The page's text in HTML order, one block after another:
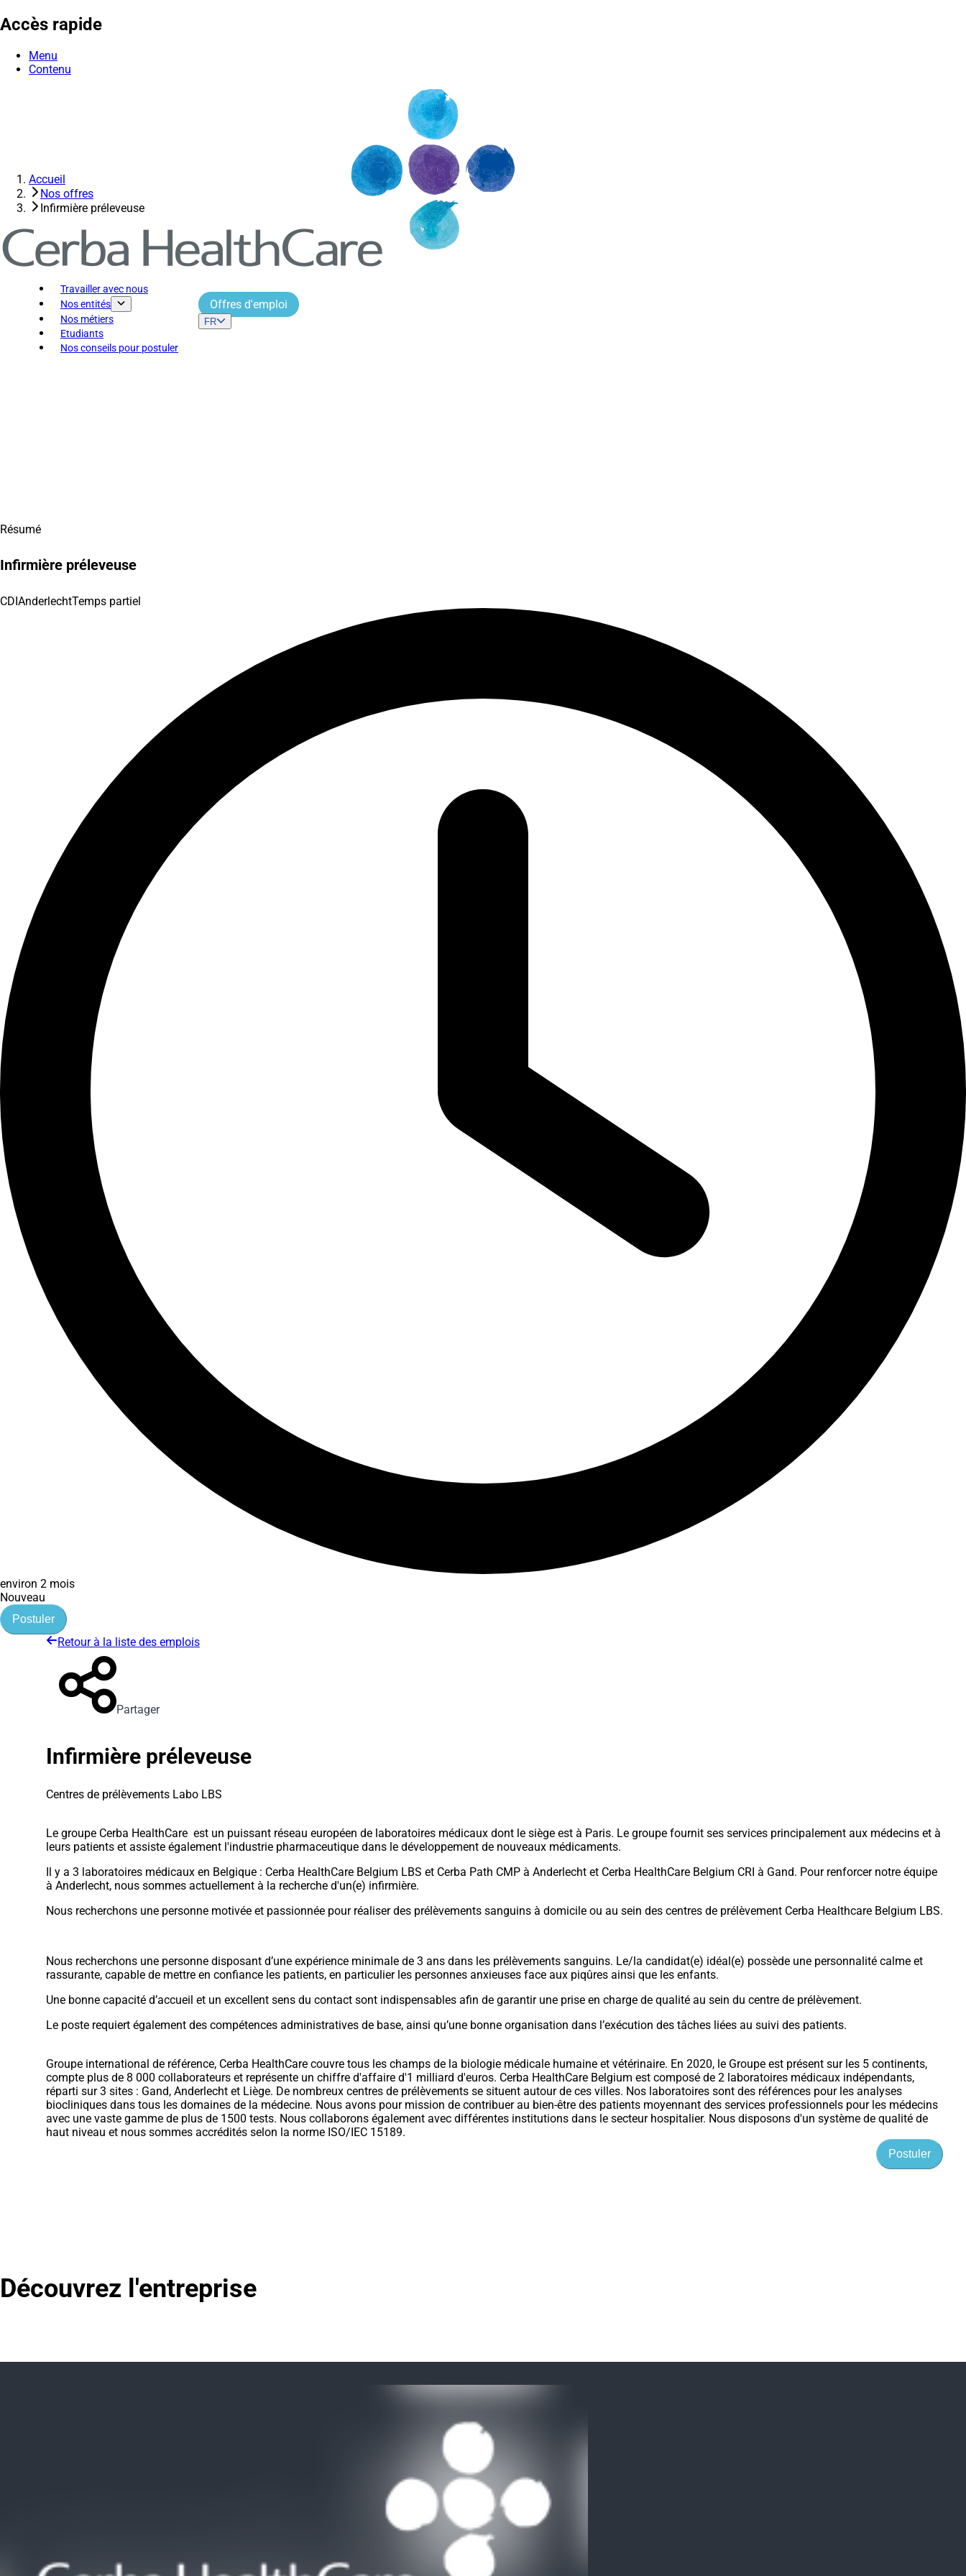
Accès rapide
Menu
Contenu
Travailler avec nous
Nos entités
Nos métiers
Etudiants
Nos conseils pour postuler
Offres d'emploi
FR
Accueil
Nos offres
Infirmière préleveuse
Résumé
Infirmière préleveuse
CDIAnderlechtTemps partiel
environ 2 mois
Nouveau
Postuler
Retour à la liste des emplois
Partager
Infirmière préleveuse
Centres de prélèvements Labo LBS
Le groupe Cerba HealthCare est un puissant réseau européen de laboratoires médicaux dont le siège est à Paris. Le groupe fournit ses services principalement aux médecins et à
leurs patients et assiste également l'industrie pharmaceutique dans le développement de nouveaux médicaments.
Il y a 3 laboratoires médicaux en Belgique : Cerba HealthCare Belgium LBS et Cerba Path CMP à Anderlecht et Cerba HealthCare Belgium CRI à Gand. Pour renforcer notre équipe
à Anderlecht, nous sommes actuellement à la recherche d'un(e) infirmière.
Nous recherchons une personne motivée et passionnée pour réaliser des prélèvements sanguins à domicile ou au sein des centres de prélèvement Cerba Healthcare Belgium LBS.
Nous recherchons une personne disposant d’une expérience minimale de 3 ans dans les prélèvements sanguins. Le/la candidat(e) idéal(e) possède une personnalité calme et
rassurante, capable de mettre en confiance les patients, en particulier les personnes anxieuses face aux piqûres ainsi que les enfants.
Une bonne capacité d’accueil et un excellent sens du contact sont indispensables afin de garantir une prise en charge de qualité au sein du centre de prélèvement.
Le poste requiert également des compétences administratives de base, ainsi qu’une bonne organisation dans l’exécution des tâches liées au suivi des patients.
Groupe international de référence, Cerba HealthCare couvre tous les champs de la biologie médicale humaine et vétérinaire. En 2020, le Groupe est présent sur les 5 continents,
compte plus de 8 000 collaborateurs et représente un chiffre d'affaire d'1 milliard d'euros. Cerba HealthCare Belgium est composé de 2 laboratoires médicaux indépendants,
réparti sur 3 sites : Gand, Anderlecht et Liège. De nombreux centres de prélèvements se situent autour de ces villes. Nos laboratoires sont des références pour les analyses
biocliniques dans tous les domaines de la médecine. Nous avons pour mission de contribuer au bien-être des patients moyennant des services professionnels pour les médecins
avec une vaste gamme de plus de 1500 tests. Nous collaborons également avec différentes institutions dans le secteur hospitalier. Nous disposons d'un système de qualité de
haut niveau et nous sommes accrédités selon la norme ISO/IEC 15189.
Postuler
Découvrez l'entreprise